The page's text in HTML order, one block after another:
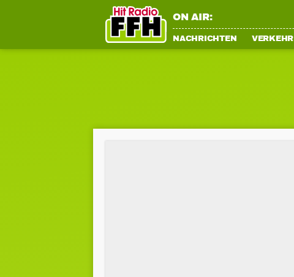
ON AIR:
NACHRICHTEN VERKEHR